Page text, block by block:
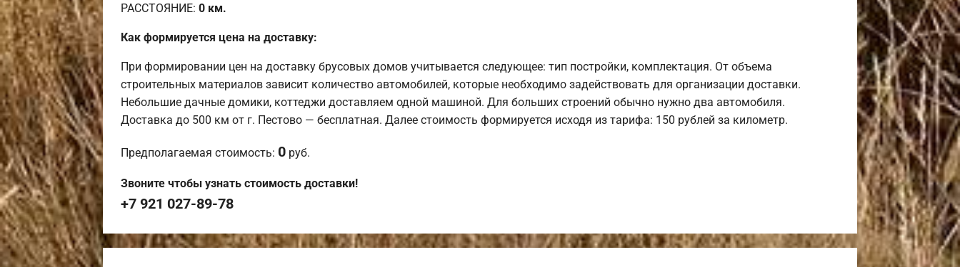
РАССТОЯНИЕ: 0 км.
Как формируется цена на доставку:
При формировании цен на доставку брусовых домов учитывается следующее: тип постройки, комплектация. От объема
строительных материалов зависит количество автомобилей, которые необходимо задействовать для организации доставки.
Небольшие дачные домики, коттеджи доставляем одной машиной. Для больших строений обычно нужно два автомобиля.
Доставка до 500 км от г. Пестово — бесплатная. Далее стоимость формируется исходя из тарифа: 150 рублей за километр.
Предполагаемая стоимость: 0 руб.
Звоните чтобы узнать стоимость доставки!
+7 921 027-89-78